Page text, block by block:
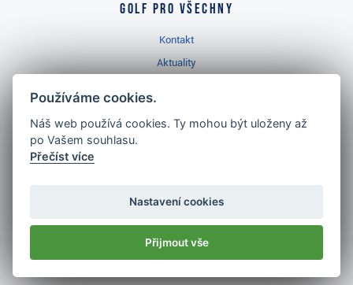
Golf pro všechny
Kontakt
Aktuality
Golfový slovník
Nejlépe hodnocený
v ČR
Používáme cookies.
Náš web používá cookies. Ty mohou být uloženy až
po Vašem souhlasu.
Přečíst více
Nastavení cookies
Přijmout vše